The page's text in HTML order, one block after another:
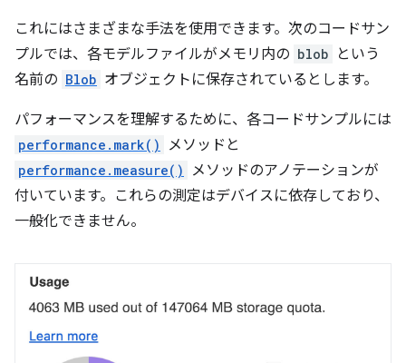
これにはさまざまな手法を使用できます。次のコードサン
プルでは、各モデルファイルがメモリ内の blob
という
名前の Blob オブジェクトに保存されているとします。
パフォーマンスを理解するために、各コードサンプルには
performance.mark() メソッドと
performance.measure()
メソッドのアノテーションが
付いています。これらの測定はデバイスに依存しており、
一般化できません。